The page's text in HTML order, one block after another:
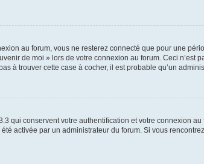
au forum, vous ne resterez connecté que pour une
de moi » lors de votre connexion au forum. Ceci
à trouver cette case à cocher, il est probable qu’un
qui conservent votre authentification et votre connexion
activée par un administrateur du forum. Si vous